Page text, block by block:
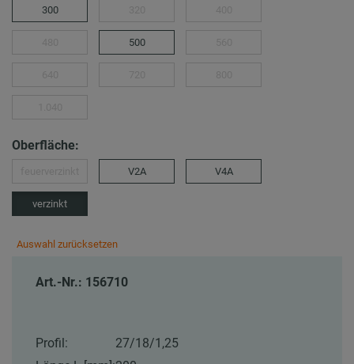
300
500
Oberfläche:
V2A V4A
verzinkt
Auswahl zurücksetzen
Art.-Nr.: 156710
Profil:
27/18/1,25